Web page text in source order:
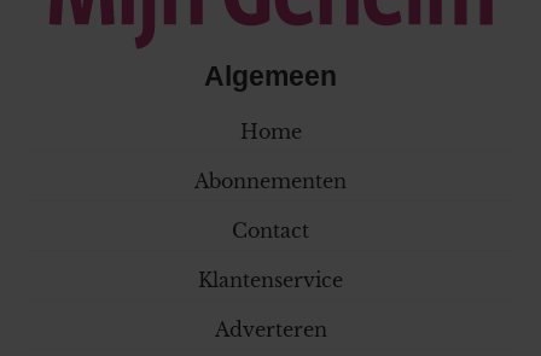
Algemeen
Home
Abonnementen
Contact
Klantenservice
Adverteren